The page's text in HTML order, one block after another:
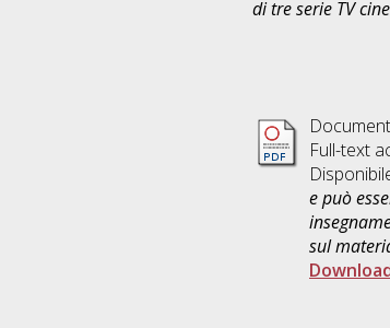
di tre serie TV
Full-text
e può
sul